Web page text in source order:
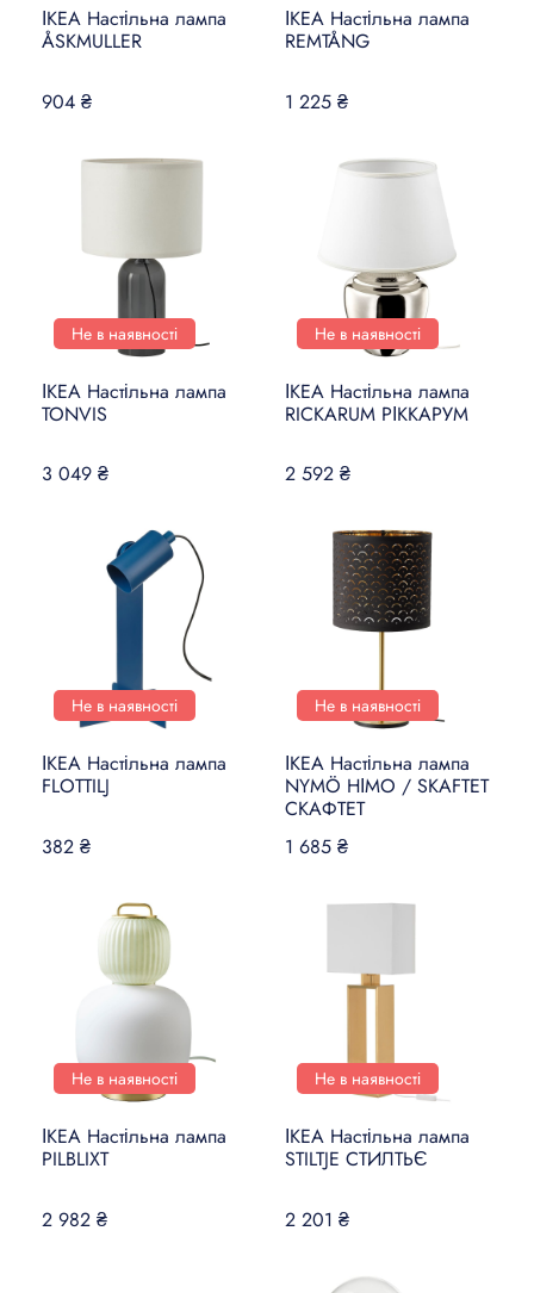
ІКЕА Настільна лампа
ÅSKMULLER
904 ₴
ІКЕА Настільна лампа
REMTÅNG
1 225 ₴
Не в наявності
ІКЕА Настільна лампа
TONVIS
3 049 ₴
Не в наявності
ІКЕА Настільна лампа
RICKARUM РІККАРУМ
2 592 ₴
Не в наявності
ІКЕА Настільна лампа
FLOTTILJ
382 ₴
Не в наявності
ІКЕА Настільна лампа
NYMÖ НІМО / SKAFTET
СКАФТЕТ
1 685 ₴
Не в наявності
ІКЕА Настільна лампа
PILBLIXT
2 982 ₴
Не в наявності
ІКЕА Настільна лампа
STILTJE СТИЛТЬЄ
2 201 ₴